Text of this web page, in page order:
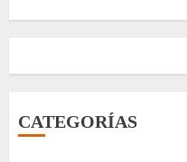
CATEGORÍAS